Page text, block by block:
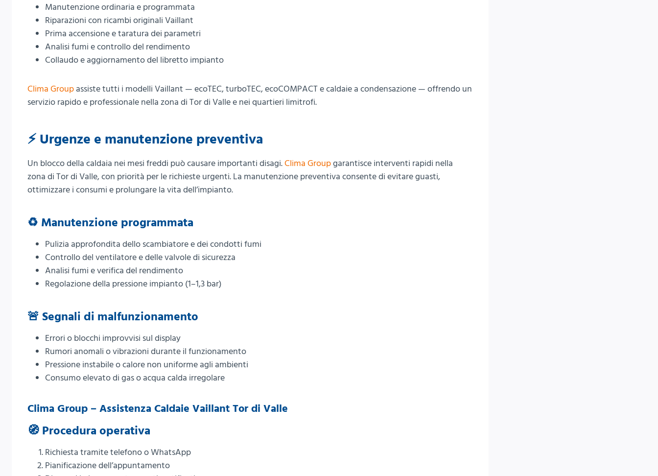
Manutenzione ordinaria e programmata
Riparazioni con ricambi originali Vaillant
Prima accensione e taratura dei parametri
Analisi fumi e controllo del rendimento
Collaudo e aggiornamento del libretto impianto
Clima Group assiste tutti i modelli Vaillant — ecoTEC, turboTEC, ecoCOMPACT e caldaie a condensazione — offrendo un
servizio rapido e professionale nella zona di Tor di Valle e nei quartieri limitrofi.
⚡ Urgenze e manutenzione preventiva
Un blocco della caldaia nei mesi freddi può causare importanti disagi.Clima Groupgarantisce interventi rapidi nella
zona di Tor di Valle, con priorità per le richieste urgenti. La manutenzione preventiva consente di evitare guasti,
ottimizzare i consumi e prolungare la vita dell’impianto.
♻️ Manutenzione programmata
Pulizia approfondita dello scambiatore e dei condotti fumi
Controllo del ventilatore e delle valvole di sicurezza
Analisi fumi e verifica del rendimento
Regolazione della pressione impianto (1–1,3 bar)
🚨 Segnali di malfunzionamento
Errori o blocchi improvvisi sul display
Rumori anomali o vibrazioni durante il funzionamento
Pressione instabile o calore non uniforme agli ambienti
Consumo elevato di gas o acqua calda irregolare
Clima Group – Assistenza Caldaie Vaillant Tor di Valle
🧭 Procedura operativa
Richiesta tramite telefono o WhatsApp
Pianificazione dell’appuntamento